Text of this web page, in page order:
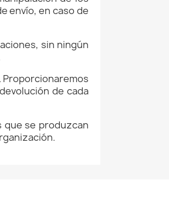
envío, en caso de
sin ningún
Proporcionaremos
de cada
que se produzcan